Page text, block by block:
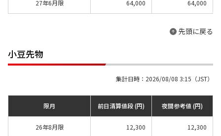
27年6月限 64,000 64,000
先頭に戻る
小豆先物
集計日時：2026/08/08 3:15（JST）
限月 前日清算値段 (円) 夜間参考値 (円)
26年8月限 12,300 12,300